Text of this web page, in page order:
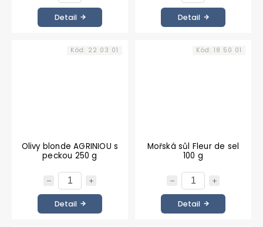
Detail Detail
Olivy blonde AGRINIOU s
peckou 250 g
Detail
Kód: 22 03 01
Mořská sůl Fleur de sel
100 g
Detail
Kód: 18 50 01